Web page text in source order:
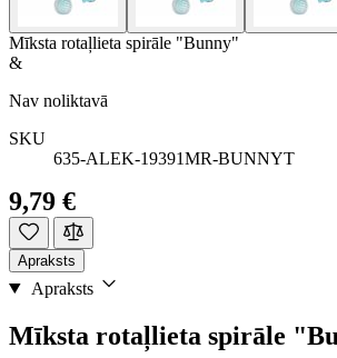
Mīksta rotaļlieta spirāle "Bunny"
&
Nav noliktavā
SKU
635-ALEK-19391MR-BUNNYT
9,79 €
Apraksts
Apraksts
Mīksta rotaļlieta spirāle